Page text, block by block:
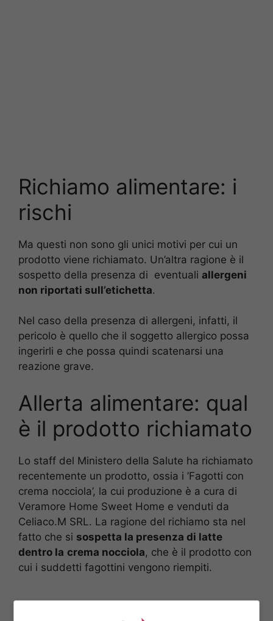
Richiamo alimentare: i
rischi
Ma questi non sono gli unici motivi per cui un
prodotto viene richiamato. Un’altra ragione è il
sospetto della presenza di eventuali allergeni
non riportati sull’etichetta.
Nel caso della presenza di allergeni, infatti, il
pericolo è quello che il soggetto allergico possa
ingerirli e che possa quindi scatenarsi una
reazione grave.
Allerta alimentare: qual
è il prodotto richiamato
Lo staff del Ministero della Salute ha richiamato
recentemente un prodotto, ossia i ’Fagotti con
crema nocciola’, la cui produzione è a cura di
Veramore Home Sweet Home e venduti da
Celiaco.M SRL. La ragione del richiamo sta nel
fatto che si sospetta la presenza di latte
dentro la crema nocciola, che è il prodotto con
cui i suddetti fagottini vengono riempiti.